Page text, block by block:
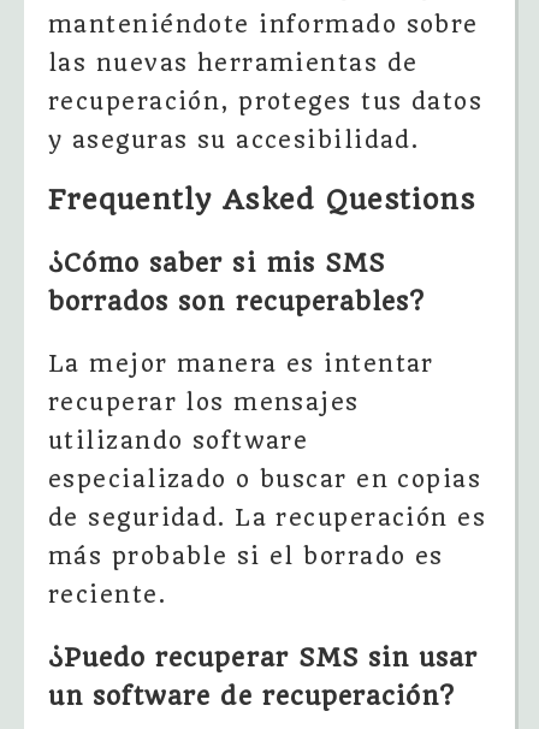
manteniéndote informado sobre
las nuevas herramientas de
recuperación, proteges tus datos
y aseguras su accesibilidad.
Frequently Asked Questions
¿Cómo saber si mis SMS
borrados son recuperables?
La mejor manera es intentar
recuperar los mensajes
utilizando software
especializado o buscar en copias
de seguridad. La recuperación es
más probable si el borrado es
reciente.
¿Puedo recuperar SMS sin usar
un software de recuperación?